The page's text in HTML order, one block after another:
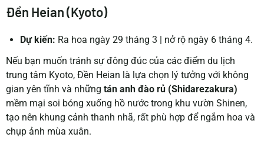
Đền Heian (Kyoto)
Dự kiến: Ra hoa ngày 29 tháng 3 | nở rộ ngày 6 tháng 4.
Nếu bạn muốn tránh sự đông đúc của các điểm du lịch
trung tâm Kyoto, Đền Heian là lựa chọn lý tưởng với không
gian yên tĩnh và nhữngtán anh đào rủ (Shidarezakura)
mềm mại soi bóng xuống hồ nước trong khu vườn Shinen,
tạo nên khung cảnh thanh nhã, rất phù hợp để ngắm hoa và
chụp ảnh mùa xuân.